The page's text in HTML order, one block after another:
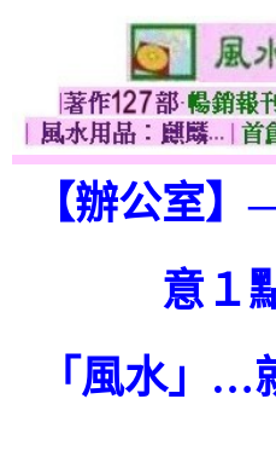
【辦公室
意１
「風水」…